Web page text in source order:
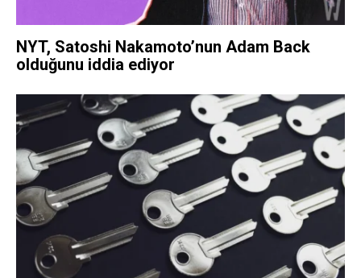
NYT, Satoshi Nakamoto’nun Adam Back
olduğunu iddia ediyor